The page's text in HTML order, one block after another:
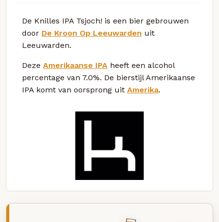
De Knilles IPA Tsjoch! is een bier gebrouwen
door De Kroon Op Leeuwarden uit
Leeuwarden.
Deze Amerikaanse IPA heeft een alcohol
percentage van 7.0%. De bierstijl Amerikaanse
IPA komt van oorsprong uit Amerika.